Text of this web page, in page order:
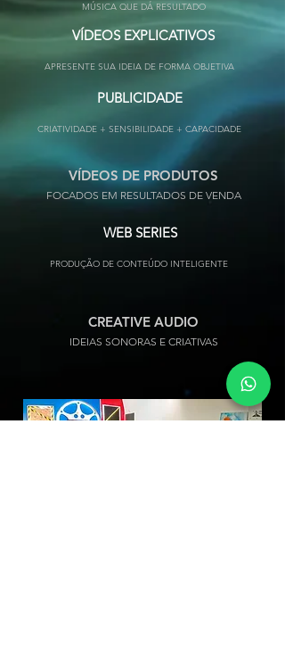
MÚSICA QUE DÁ RESULTADO
VÍDEOS EXPLICATIVOS
APRESENTE SUA IDEIA DE FORMA OBJETIVA
PUBLICIDADE
CRIATIVIDADE + SENSIBILIDADE + CAPACIDADE
VÍDEOS DE PRODUTOS
FOCADOS EM RESULTADOS DE VENDA
WEB SERIES
PRODUÇÃO DE CONTEÚDO INTELIGENTE
CREATIVE AUDIO
IDEIAS SONORAS E CRIATIVAS